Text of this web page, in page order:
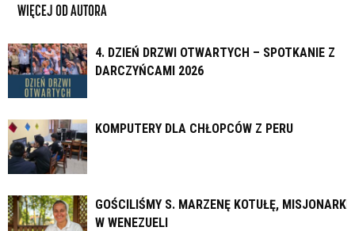
WIĘCEJ OD AUTORA
4. DZIEŃ DRZWI OTWARTYCH – SPOTKANIE Z
DARCZYŃCAMI 2026
KOMPUTERY DLA CHŁOPCÓW Z PERU
GOŚCILIŚMY S. MARZENĘ KOTUŁĘ, MISJONARKĘ
W WENEZUELI